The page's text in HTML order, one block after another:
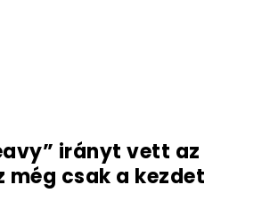
irányt vett az
még csak a kezdet